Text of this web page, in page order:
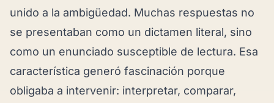
unido a la ambigüedad. Muchas respuestas no
se presentaban como un dictamen literal, sino
como un enunciado susceptible de lectura. Esa
característica generó fascinación porque
obligaba a intervenir: interpretar, comparar,